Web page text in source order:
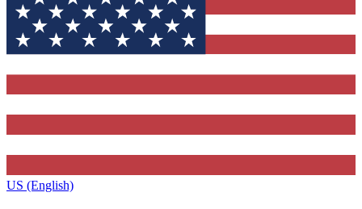
US (English)